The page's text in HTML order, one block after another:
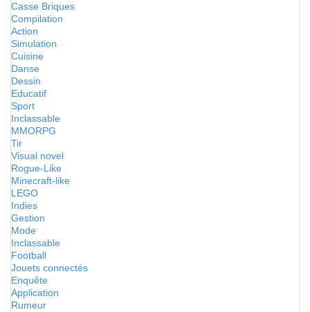
Casse Briques
Compilation
Action
Simulation
Cuisine
Danse
Dessin
Educatif
Sport
Inclassable
MMORPG
Tir
Visual novel
Rogue-Like
Minecraft-like
LEGO
Indies
Gestion
Mode
Inclassable
Football
Jouets connectés
Enquête
Application
Rumeur